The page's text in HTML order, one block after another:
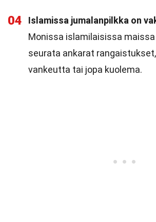
04
Islamissa jumalanpilkka on
Monissa islamilaisissa
seurata ankarat
vankeutta tai jopa kuolema.